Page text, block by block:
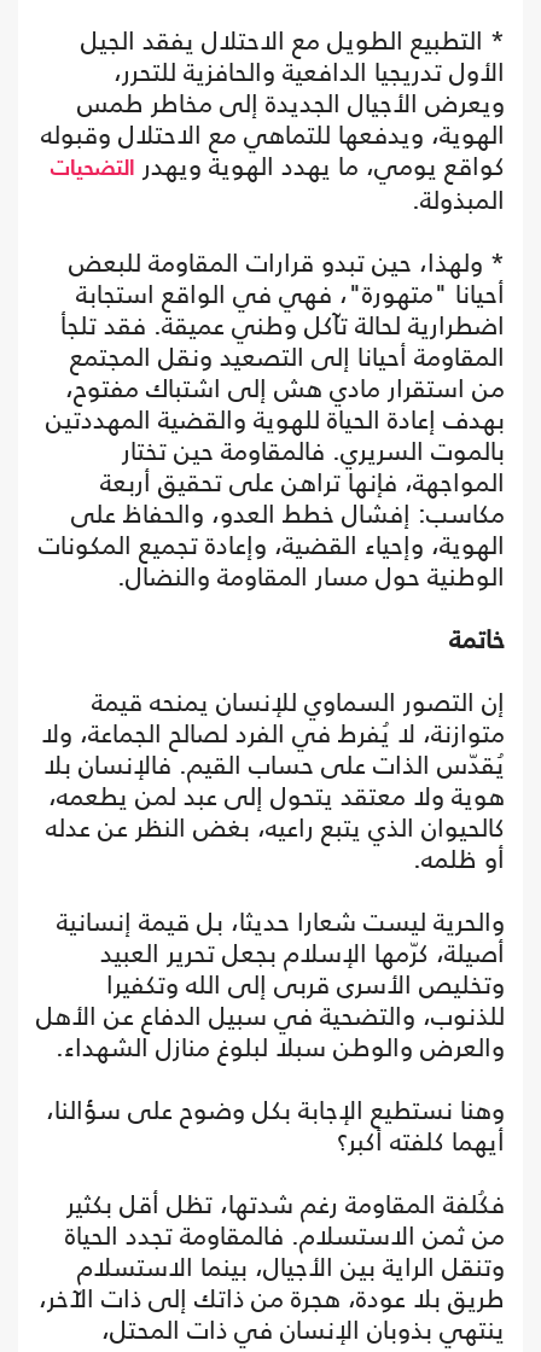
* التطبيع الطويل مع الاحتلال يفقد الجيل
الأول تدريجيا الدافعية والحافزية للتحرر،
ويعرض الأجيال الجديدة إلى مخاطر طمس
الهوية، ويدفعها للتماهي مع الاحتلال وقبوله
كواقع يومي، ما يهدد الهوية ويهدر التضحيات
المبذولة.
* ولهذا، حين تبدو قرارات المقاومة للبعض
أحيانا "متهورة"، فهي في الواقع استجابة
اضطرارية لحالة تآكل وطني عميقة. فقد تلجأ
المقاومة أحيانا إلى التصعيد ونقل المجتمع
من استقرار مادي هش إلى اشتباك مفتوح،
بهدف إعادة الحياة للهوية والقضية المهددتين
بالموت السريري. فالمقاومة حين تختار
المواجهة، فإنها تراهن على تحقيق أربعة
مكاسب: إفشال خطط العدو، والحفاظ على
الهوية، وإحياء القضية، وإعادة تجميع المكونات
الوطنية حول مسار المقاومة والنضال.
خاتمة
إن التصور السماوي للإنسان يمنحه قيمة
متوازنة، لا يُفرط في الفرد لصالح الجماعة، ولا
يُقدّس الذات على حساب القيم. فالإنسان بلا
هوية ولا معتقد يتحول إلى عبد لمن يطعمه،
كالحيوان الذي يتبع راعيه، بغض النظر عن عدله
أو ظلمه.
والحرية ليست شعارا حديثا، بل قيمة إنسانية
أصيلة، كرّمها الإسلام بجعل تحرير العبيد
وتخليص الأسرى قربى إلى الله وتكفيرا
للذنوب، والتضحية في سبيل الدفاع عن الأهل
والعرض والوطن سبلا لبلوغ منازل الشهداء.
وهنا نستطيع الإجابة بكل وضوح على سؤالنا،
أيهما كلفته أكبر؟
فكُلفة المقاومة رغم شدتها، تظل أقل بكثير
من ثمن الاستسلام. فالمقاومة تجدد الحياة
وتنقل الراية بين الأجيال، بينما الاستسلام
طريق بلا عودة، هجرة من ذاتك إلى ذات الآخر،
ينتهي بذوبان الإنسان في ذات المحتل،